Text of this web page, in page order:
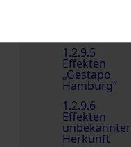
1.2.9.5
Effekten
„Gestapo
Hamburg“
1.2.9.6
Effekten
unbekannter
Herkunft